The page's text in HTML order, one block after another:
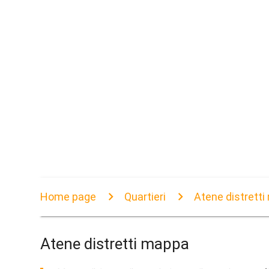
Home page Quartieri Atene distretti
Atene distretti mappa